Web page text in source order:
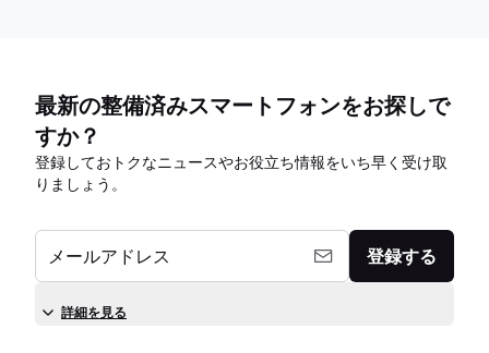
最新の整備済みスマートフォンをお探しで
すか？
登録しておトクなニュースやお役立ち情報をいち早く受け取
りましょう。
メールアドレス 登録する
詳細を見る